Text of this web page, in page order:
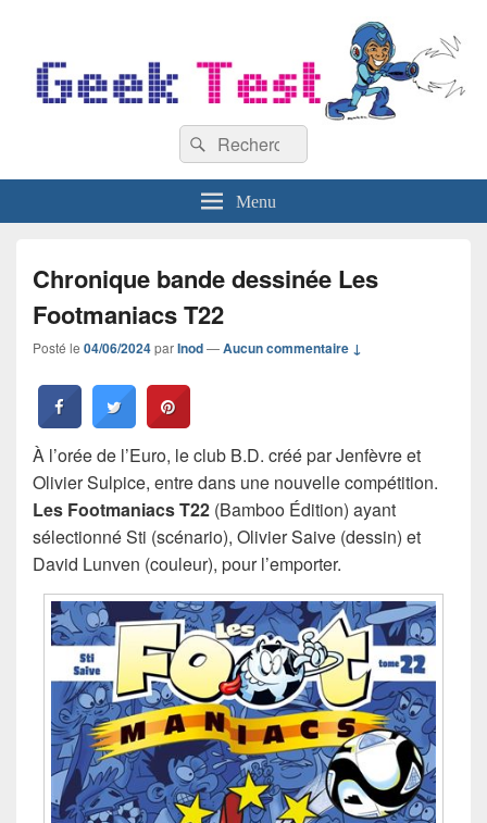
Recherche :
Rechercher
Menu
Chronique bande dessinée Les
Footmaniacs T22
Posté le 04/06/2024parInod—Aucun commentaire ↓
À l’orée de l’Euro, le club B.D. créé par Jenfèvre et
Olivier Sulpice, entre dans une nouvelle compétition.
Les Footmaniacs T22 (Bamboo Édition) ayant
sélectionné Sti (scénario), Olivier Saive (dessin) et
David Lunven (couleur), pour l’emporter.